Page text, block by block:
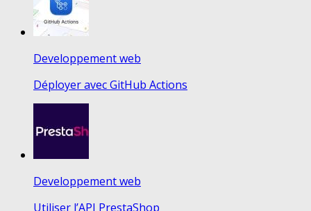
Developpement web
Déployer avec GitHub Actions
Developpement web
Utiliser l’API PrestaShop